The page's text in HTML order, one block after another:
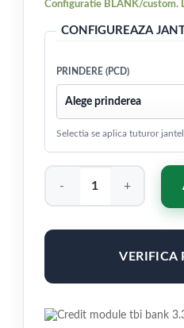
Configuratie BLANK/custom.
CONFIGUREAZA
PRINDERE (PCD)
Selectia se aplica tuturor
Cantitate Japan Racing
VERIFICA